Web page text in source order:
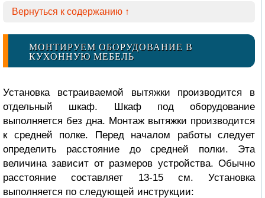
Вернуться к содержанию ↑
МОНТИРУЕМ ОБОРУДОВАНИЕ В
КУХОННУЮ МЕБЕЛЬ
Установка встраиваемой вытяжки производится в
отдельный шкаф. Шкаф под оборудование
выполняется без дна. Монтаж вытяжки производится
к средней полке. Перед началом работы следует
определить расстояние до средней полки. Эта
величина зависит от размеров устройства. Обычно
расстояние составляет 13-15 см. Установка
выполняется по следующей инструкции: